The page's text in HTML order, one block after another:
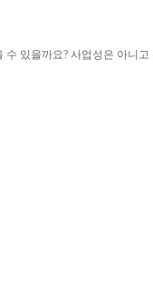
있을까요? 사업성은 아니고